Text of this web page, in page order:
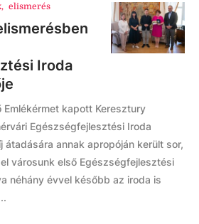
, elismerés
Iroda
Emlékérmet kapott Keresztury
Egészségfejlesztési Iroda
átadására annak apropóján került sor,
városunk első Egészségfejlesztési
néhány évvel később az iroda is